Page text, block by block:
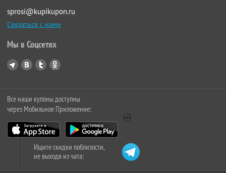
sprosi@kupikupon.ru
Связаться с нами
Мы в Соцсетях
Все наши купоны доступны
через Мобильное Приложение:
Ищите скидки поблизости,
не выходя из чата: